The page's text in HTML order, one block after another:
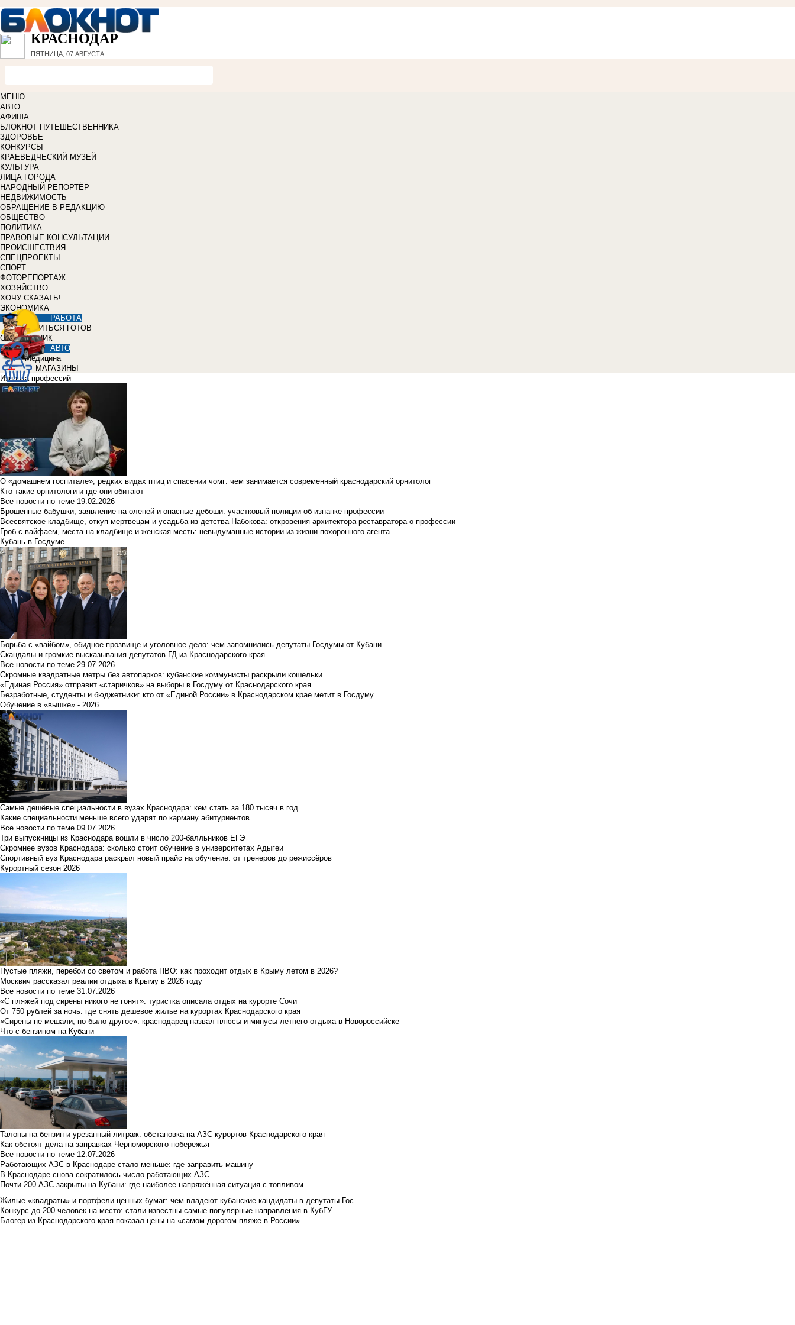
КРАСНОДАР
ПЯТНИЦА, 07 АВГУСТА
МЕНЮ
АВТО
АФИША
БЛОКНОТ ПУТЕШЕСТВЕННИКА
ЗДОРОВЬЕ
КОНКУРСЫ
КРАЕВЕДЧЕСКИЙ МУЗЕЙ
КУЛЬТУРА
ЛИЦА ГОРОДА
НАРОДНЫЙ РЕПОРТЁР
НЕДВИЖИМОСТЬ
ОБРАЩЕНИЕ В РЕДАКЦИЮ
ОБЩЕСТВО
ПОЛИТИКА
ПРАВОВЫЕ КОНСУЛЬТАЦИИ
ПРОИСШЕСТВИЯ
СПЕЦПРОЕКТЫ
СПОРТ
ФОТОРЕПОРТАЖ
ХОЗЯЙСТВО
ХОЧУ СКАЗАТЬ!
ЭКОНОМИКА
РАБОТА
УЧИТЬСЯ ГОТОВ
СПРАВОЧНИК
АВТО
Медицина
МАГАЗИНЫ
Изнанка профессий
О «домашнем госпитале», редких видах птиц и спасении чомг: чем занимается современный краснодарский орнитолог
Кто такие орнитологи и где они обитают
Все новости по теме 19.02.2026
Брошенные бабушки, заявление на оленей и опасные дебоши: участковый полиции об изнанке профессии
Всесвятское кладбище, откуп мертвецам и усадьба из детства Набокова: откровения архитектора-реставратора о профессии
Гроб с вайфаем, места на кладбище и женская месть: невыдуманные истории из жизни похоронного агента
Кубань в Госдуме
Борьба с «вайбом», обидное прозвище и уголовное дело: чем запомнились депутаты Госдумы от Кубани
Скандалы и громкие высказывания депутатов ГД из Краснодарского края
Все новости по теме 29.07.2026
Скромные квадратные метры без автопарков: кубанские коммунисты раскрыли кошельки
«Единая Россия» отправит «старичков» на выборы в Госдуму от Краснодарского края
Безработные, студенты и бюджетники: кто от «Единой России» в Краснодарском крае метит в Госдуму
Обучение в «вышке» - 2026
Самые дешёвые специальности в вузах Краснодара: кем стать за 180 тысяч в год
Какие специальности меньше всего ударят по карману абитуриентов
Все новости по теме 09.07.2026
Три выпускницы из Краснодара вошли в число 200-балльников ЕГЭ
Скромнее вузов Краснодара: сколько стоит обучение в университетах Адыгеи
Спортивный вуз Краснодара раскрыл новый прайс на обучение: от тренеров до режиссёров
Курортный сезон 2026
Пустые пляжи, перебои со светом и работа ПВО: как проходит отдых в Крыму летом в 2026?
Москвич рассказал реалии отдыха в Крыму в 2026 году
Все новости по теме 31.07.2026
«С пляжей под сирены никого не гонят»: туристка описала отдых на курорте Сочи
От 750 рублей за ночь: где снять дешевое жилье на курортах Краснодарского края
«Сирены не мешали, но было другое»: краснодарец назвал плюсы и минусы летнего отдыха в Новороссийске
Что с бензином на Кубани
Талоны на бензин и урезанный литраж: обстановка на АЗС курортов Краснодарского края
Как обстоят дела на заправках Черноморского побережья
Все новости по теме 12.07.2026
Работающих АЗС в Краснодаре стало меньше: где заправить машину
В Краснодаре снова сократилось число работающих АЗС
Почти 200 АЗС закрыты на Кубани: где наиболее напряжённая ситуация с топливом
Жилые «квадраты» и портфели ценных бумаг: чем владеют кубанские кандидаты в депутаты Гос...
Конкурс до 200 человек на место: стали известны самые популярные направления в КубГУ
Блогер из Краснодарского края показал цены на «самом дорогом пляже в России»